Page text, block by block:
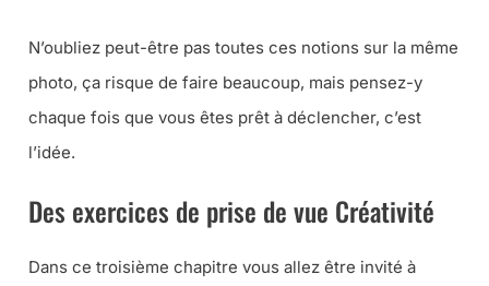
N’oubliez peut-être pas toutes ces notions sur la même
photo, ça risque de faire beaucoup, mais pensez-y
chaque fois que vous êtes prêt à déclencher, c’est
l’idée.
Des exercices de prise de vue Créativité
Dans ce troisième chapitre vous allez être invité à